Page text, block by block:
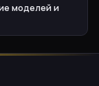
моделей и